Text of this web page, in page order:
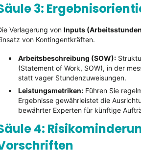
3:
Verlagerung von Inputs
von Kontingentkräften.
Arbeitsbeschreibung (SOW):
(Statement of Work, SOW), in der
statt vager Stundenzuweisungen.
Leistungsmetriken: Führen Sie
Ergebnisse gewährleistet die
bewährter Experten für künftige
4: